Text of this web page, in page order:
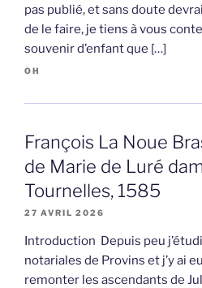
pas publié, et sans doute
de le faire, je tiens à vous
souvenir d’enfant que […]
OH
François La Noue
de Marie de Luré
Tournelles, 1585
27 AVRIL 2026
Introduction Depuis peu
notariales de Provins et j’y ai
remonter les ascendants de